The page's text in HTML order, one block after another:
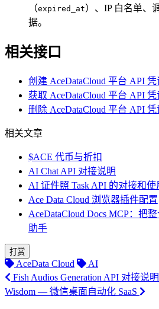
（expired_at）、IP 白名单、
据。
相关接口
创建 AceDataCloud 平台 API 凭
获取 AceDataCloud 平台 API
删除 AceDataCloud 平台 API 凭
相关文章
$ACE 代币与折扣
AI Chat API 对接说明
AI 证件照 Task API 的对接和使
Ace Data Cloud 浏览器插件配置
AceDataCloud Docs MCP：把
助手
打赏
AceData Cloud
AI
Fish Audios Generation API 对接说明
Wisdom — 微信桌面自动化 SaaS